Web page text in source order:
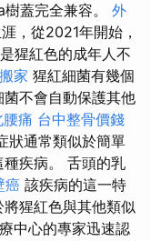
蓋完全兼容。 外
，從2021年開始，
猩紅色的成年人不
家 猩紅細菌有幾個
不會自動保護其他
痛 台中整骨價錢
狀通常類似於簡單
疾病。 舌頭的乳
癌 該疾病的這一特
猩紅色與其他類似
中心的專家迅速認